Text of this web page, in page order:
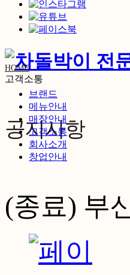
브랜드
메뉴안내
매장안내
고객소통
회사소개
창업안내
HOME
고객소통
공지사항
공지사항
이벤트
광고/미디어
(종료) 부